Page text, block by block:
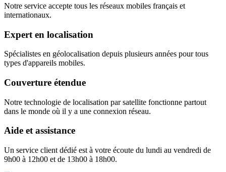
Notre service accepte tous les réseaux mobiles français et
internationaux.
Expert en localisation
Spécialistes en géolocalisation depuis plusieurs années pour tous
types d'appareils mobiles.
Couverture étendue
Notre technologie de localisation par satellite fonctionne partout
dans le monde où il y a une connexion réseau.
Aide et assistance
Un service client dédié est à votre écoute du lundi au vendredi de
9h00 à 12h00 et de 13h00 à 18h00.